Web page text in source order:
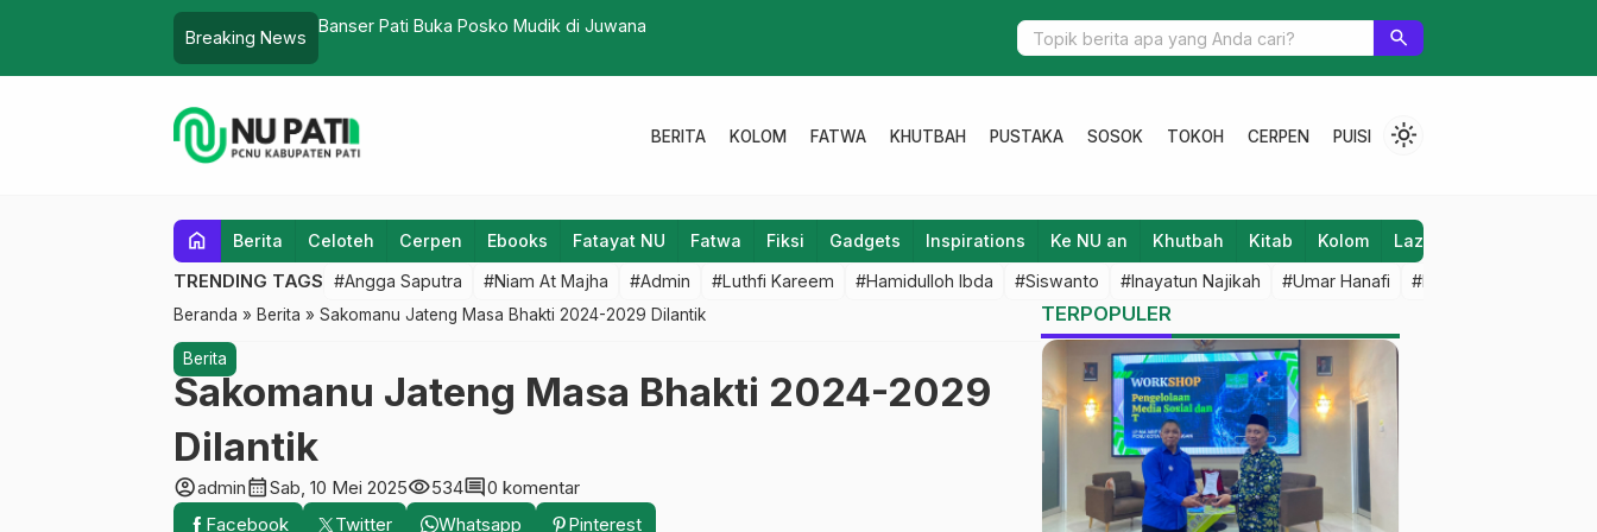
Breaking News
Banser Pati Buka Posko Mudik di Juwana Bagai Pungguk Menjerat Bulan Part 3 search
BERITA KOLOM FATWA KHUTBAH PUSTAKA SOSOK TOKOH CERPEN PUISI light_mode
home Berita Celoteh Cerpen Ebooks Fatayat NU Fatwa Fiksi Gadgets Inspirations Ke NU an Khutbah Kitab Kolom Laziz NU
TRENDING TAGS #Angga Saputra #Niam At Majha #Admin #Luthfi Kareem #Hamidulloh Ibda #Siswanto #Inayatun Najikah #Umar Hanafi #M Iqbal Dawami
Beranda » Berita » Sakomanu Jateng Masa Bhakti 2024-2029 Dilantik
Berita
Sakomanu Jateng Masa Bhakti 2024-2029
Dilantik
account_circleadmincalendar_monthSab, 10 Mei 2025visibility534comment0 komentar
Facebook
Twitter Whatsapp Pinterest
TERPOPULER